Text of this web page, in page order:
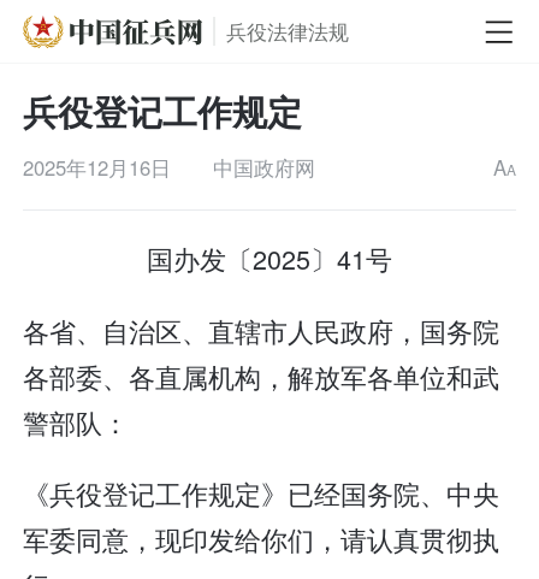
兵役法律法规
兵役登记工作规定
2025年12月16日 中国政府网 AA
国办发〔2025〕41号
各省、自治区、直辖市人民政府，国务院
各部委、各直属机构，解放军各单位和武
警部队：
《兵役登记工作规定》已经国务院、中央
军委同意，现印发给你们，请认真贯彻执